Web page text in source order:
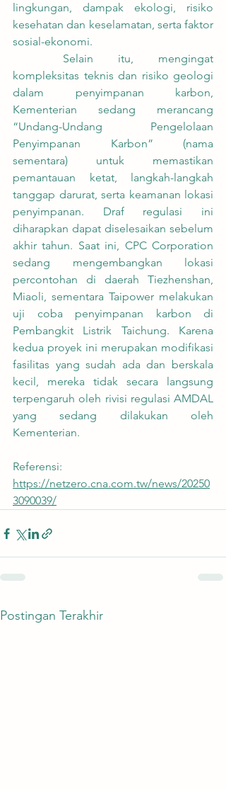
lingkungan, dampak ekologi, risiko
kesehatan dan keselamatan, serta faktor
sosial-ekonomi.
kompleksitas teknis dan risiko geologi
dalam penyimpanan karbon,
Kementerian sedang merancang
“Undang-Undang Pengelolaan
Penyimpanan Karbon” (nama
sementara) untuk memastikan
pemantauan ketat, langkah-langkah
tanggap darurat, serta keamanan lokasi
penyimpanan. Draf regulasi ini
diharapkan dapat diselesaikan sebelum
akhir tahun. Saat ini, CPC Corporation
sedang mengembangkan lokasi
percontohan di daerah Tiezhenshan,
Miaoli, sementara Taipower melakukan
uji coba penyimpanan karbon di
Pembangkit Listrik Taichung. Karena
kedua proyek ini merupakan modifikasi
fasilitas yang sudah ada dan berskala
kecil, mereka tidak secara langsung
terpengaruh oleh rivisi regulasi AMDAL
yang sedang dilakukan oleh
Kementerian.
Referensi:
https://netzero.cna.com.tw/news/20250
3090039/
Postingan Terakhir